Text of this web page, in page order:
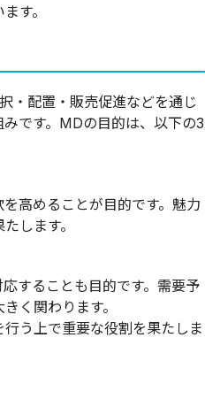
す。
・配置・販売促進などを通じ
です。MDの目的は、以下の3
高めることが目的です。魅力
します。
することも目的です。需要予
く関わります。
う上で重要な役割を果たしま